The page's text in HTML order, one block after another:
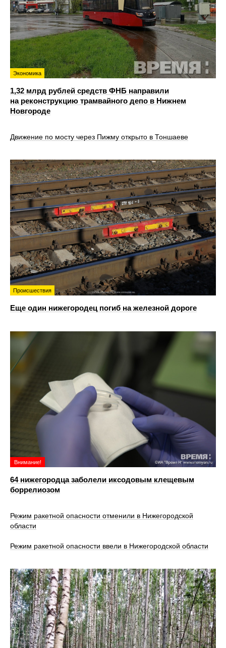
Экономика
1,32 млрд рублей средств ФНБ направили
на реконструкцию трамвайного депо в Нижнем
Новгороде
Движение по мосту через Пижму открыто в Тоншаеве
Происшествия
Еще один нижегородец погиб на железной дороге
Внимание!
64 нижегородца заболели иксодовым клещевым
боррелиозом
Режим ракетной опасности отменили в Нижегородской
области
Режим ракетной опасности ввели в Нижегородской области